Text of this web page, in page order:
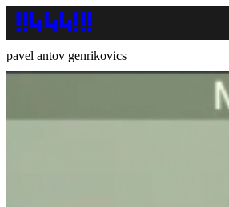
pavel antov genrikovics